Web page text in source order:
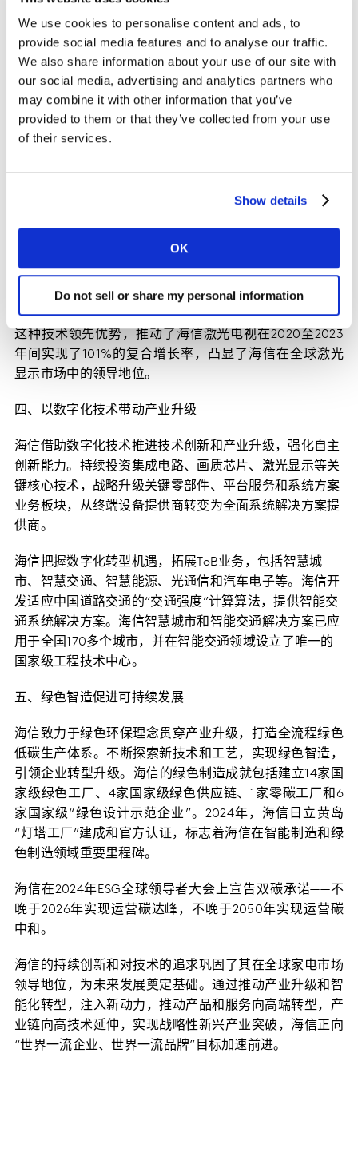
We use cookies to personalise content and ads, to
provide social media features and to analyse our traffic.
We also share information about your use of our site with
our social media, advertising and analytics partners who
may combine it with other information that you’ve
provided to them or that they’ve collected from your use
of their services.
Show details
OK
Do not sell or share my personal information
海信自2005年推出“信芯”打破国外芯片垄断，2007年建
成中国首条电视液晶模组生产线，实现产业链自主化。海
信不断推出创新产品，如LED液晶电视、ULED技术，全球
首台5000分区ULED旗舰电视和“叠屏电视”。2020年推出
基准级广播监视器，2022年新一代显示技术平台ULED X
推出，巩固海信在显示技术领域领先地位。
内外专利，其全球市场占有率接近50%，带动了200多家
企业加入其产业链。
这种技术领先优势，推动了海信激光电视在2020至2023
年间实现了101%的复合增长率，凸显了海信在全球激光
显示市场中的领导地位。
四、以数字化技术带动产业升级
海信借助数字化技术推进技术创新和产业升级，强化自主
创新能力。持续投资集成电路、画质芯片、激光显示等关
键核心技术，战略升级关键零部件、平台服务和系统方案
业务板块，从终端设备提供商转变为全面系统解决方案提
供商。
海信把握数字化转型机遇，拓展ToB业务，包括智慧城
市、智慧交通、智慧能源、光通信和汽车电子等。海信开
发适应中国道路交通的“交通强度”计算算法，提供智能交
通系统解决方案。海信智慧城市和智能交通解决方案已应
用于全国170多个城市，并在智能交通领域设立了唯一的
国家级工程技术中心。
五、绿色智造促进可持续发展
海信致力于绿色环保理念贯穿产业升级，打造全流程绿色
低碳生产体系。不断探索新技术和工艺，实现绿色智造，
引领企业转型升级。海信的绿色制造成就包括建立14家国
家级绿色工厂、4家国家级绿色供应链、1家零碳工厂和6
家国家级“绿色设计示范企业”。2024年，海信日立黄岛
“灯塔工厂”建成和官方认证，标志着海信在智能制造和绿
色制造领域重要里程碑。
海信在2024年ESG全球领导者大会上宣告双碳承诺——不
晚于2026年实现运营碳达峰，不晚于2050年实现运营碳
中和。
海信的持续创新和对技术的追求巩固了其在全球家电市场
领导地位，为未来发展奠定基础。通过推动产业升级和智
能化转型，注入新动力，推动产品和服务向高端转型，产
业链向高技术延伸，实现战略性新兴产业突破，海信正向
“世界一流企业、世界一流品牌”目标加速前进。